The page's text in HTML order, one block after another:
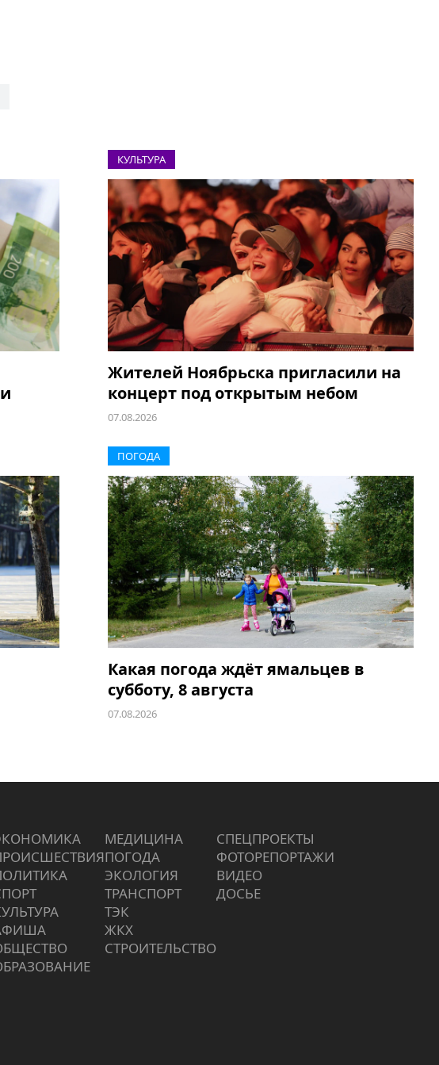
КУЛЬТУРА
Жителей Ноябрьска пригласили на
концерт под открытым небом
07.08.2026
ПОГОДА
Какая погода ждёт ямальцев в
субботу, 8 августа
07.08.2026
МЕДИЦИНА
ПОГОДА
ЭКОЛОГИЯ
ТРАНСПОРТ
ТЭК
ЖКХ
СТРОИТЕЛЬСТВО
СПЕЦПРОЕКТЫ
ФОТОРЕПОРТАЖИ
ВИДЕО
ДОСЬЕ